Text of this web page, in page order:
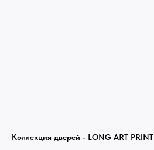
Коллекция дверей - LONG ART PRINT